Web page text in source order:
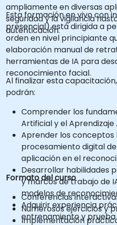
ampliamente en diversas
seguridad y la vigilancia
autenticación.
Esta formación en vivo con
presencial) está dirigida a
orden en nivel principiante
elaboración manual de
herramientas de IA para
reconocimiento facial.
Al finalizar esta
podrán:
Comprender los
Artificial y el
Aprender los conceptos
procesamiento digital
aplicación en el
Desarrollar habilidades
y marcos de trabajo de
modelos de
Adquirir experiencia
entrenamiento y prueba
Formato del curso
Conferencias
Numerosos ejercicios y
Implementación